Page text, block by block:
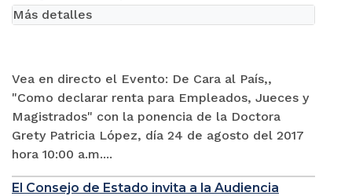
Vea en directo el Evento: De Cara al País,,
"Como declarar renta para Empleados, Jueces y
Magistrados" con la ponencia de la Doctora
Grety Patricia López, día 24 de agosto del 2017
hora 10:00 a.m....
Más detalles
El Consejo de Estado invita a la Audiencia